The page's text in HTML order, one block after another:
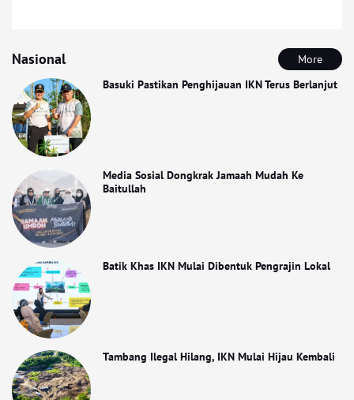
Nasional
More
Basuki Pastikan Penghijauan IKN Terus Berlanjut
Media Sosial Dongkrak Jamaah Mudah Ke
Baitullah
Batik Khas IKN Mulai Dibentuk Pengrajin Lokal
Tambang Ilegal Hilang, IKN Mulai Hijau Kembali